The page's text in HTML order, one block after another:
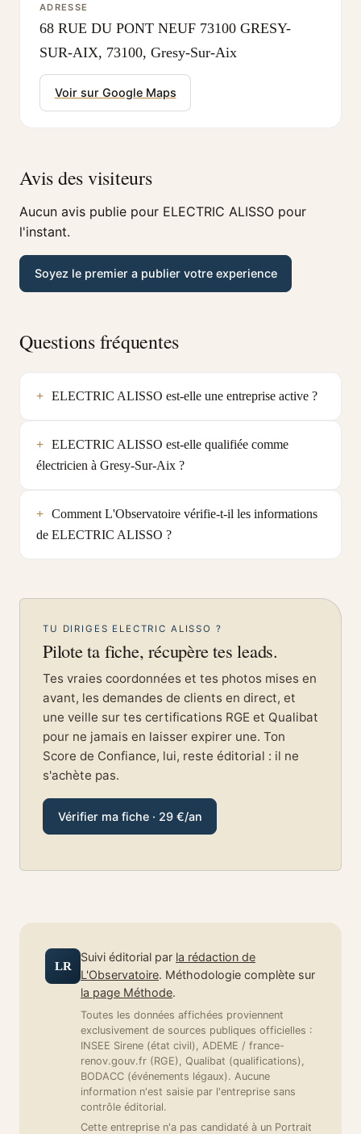
ADRESSE
68 RUE DU PONT NEUF 73100 GRESY-
SUR-AIX, 73100, Gresy-Sur-Aix
Voir sur Google Maps
Avis des visiteurs
Aucun avis publie pour ELECTRIC ALISSO pour
l'instant.
Soyez le premier a publier votre experience
Questions fréquentes
ELECTRIC ALISSO est-elle une entreprise active ?
ELECTRIC ALISSO est-elle qualifiée comme
électricien à Gresy-Sur-Aix ?
Comment L'Observatoire vérifie-t-il les informations
de ELECTRIC ALISSO ?
TU DIRIGES ELECTRIC ALISSO ?
Pilote ta fiche, récupère tes leads.
Tes vraies coordonnées et tes photos mises en
avant, les demandes de clients en direct, et
une veille sur tes certifications RGE et Qualibat
pour ne jamais en laisser expirer une. Ton
Score de Confiance, lui, reste éditorial : il ne
s'achète pas.
Vérifier ma fiche · 29 €/an
LR
Suivi éditorial par la rédaction de
L'Observatoire. Méthodologie complète sur
la page Méthode.
Toutes les données affichées proviennent
exclusivement de sources publiques officielles :
INSEE Sirene (état civil), ADEME / france-
renov.gouv.fr (RGE), Qualibat (qualifications),
BODACC (événements légaux). Aucune
information n'est saisie par l'entreprise sans
contrôle éditorial.
Cette entreprise n'a pas candidaté à un Portrait